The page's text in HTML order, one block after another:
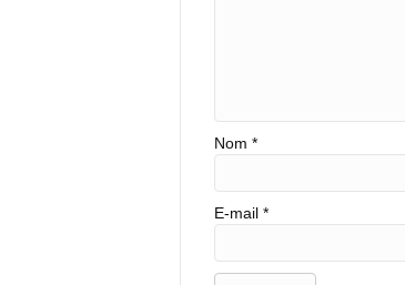
Nom *
E-mail *